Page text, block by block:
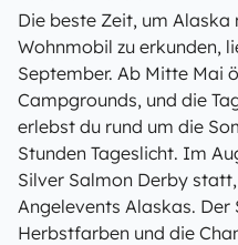
Die beste Zeit, um
Wohnmobil zu erkunden,
September. Ab Mitte Mai
Campgrounds, und die
erlebst du rund um die
Stunden Tageslicht. Im
Silver Salmon Derby
Angelevents Alaskas.
Herbstfarben und die